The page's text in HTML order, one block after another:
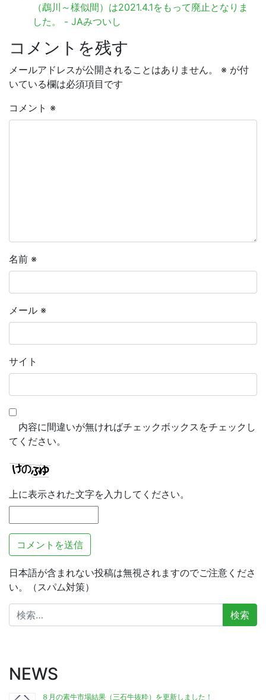
（鵡川～様似間）は2021.4.1をもって廃止となりま
した。 - JAみついし
コメントを残す
メールアドレスが公開されることはありません。 ※ が付
いている欄は必須項目です
コメント ※
名前 ※
メール ※
サイト
内容に間違いが無ければチェックボックスをチェックし
てください。
上に表示された文字を入力してください。
日本語が含まれない投稿は無視されますのでご注意くださ
い。（スパム対策）
検
索:
NEWS
８月の素牛市場結果（三石牛抜粋）を更新しました！